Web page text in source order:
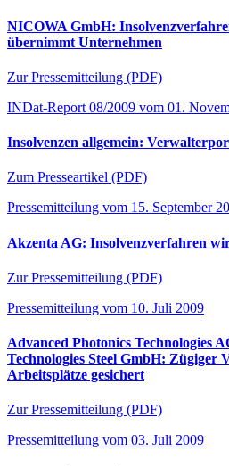
NICOWA GmbH:
übernimmt Unternehmen
Zur Pressemitteilung (PDF)
INDat-Report 08/2009 vom 01.
Insolvenzen allgemein:
Zum Presseartikel (PDF)
Pressemitteilung vom 15. September
Akzenta AG: Insolvenzverfahren
Zur Pressemitteilung (PDF)
Pressemitteilung vom 10. Juli 2009
Advanced Photonics Technologies
Technologies Steel GmbH:
Arbeitsplätze gesichert
Zur Pressemitteilung (PDF)
Pressemitteilung vom 03. Juli 2009